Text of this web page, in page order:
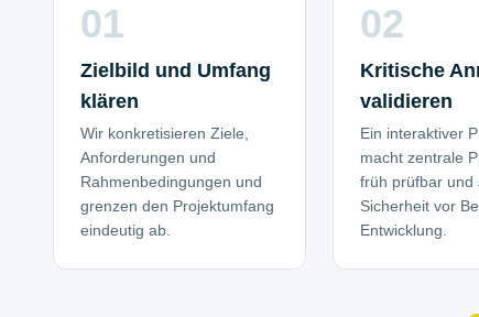
01
Zielbild und Umfang
klären
Wir konkretisieren Ziele,
Anforderungen und
Rahmenbedingungen und
grenzen den Projektumfang
eindeutig ab.
02
Kritische
validieren
Ein interaktiver
macht zentrale
früh prüfbar und
Sicherheit vor
Entwicklung.